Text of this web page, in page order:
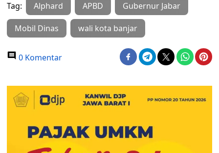
Tag: Alphard APBD Gubernur Jabar
Mobil Dinas wali kota banjar
0 Komentar